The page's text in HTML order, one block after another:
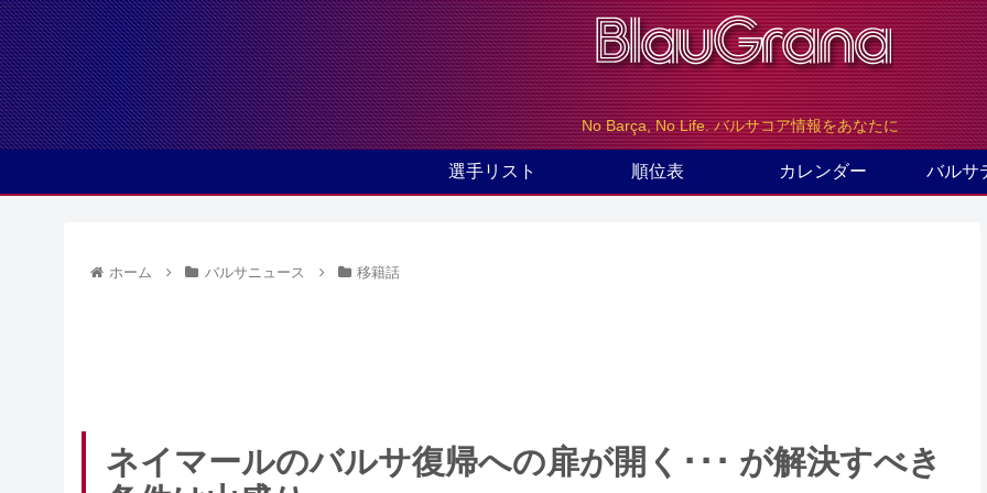
No Barça, No Life. バルサコア情報をあなたに
選手リスト 順位表 カレンダー バルサ
ホーム バルサニュース 移籍話
ネイマールのバルサ復帰への扉が開く･･･ が解決すべき